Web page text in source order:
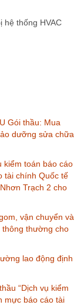
hệ thống HVAC
Gói thầu: Mua
dưỡng sửa chữa
kiểm toán báo cáo
tài chính Quốc tế
Trạch 2 cho
vận chuyển và
thông thường cho
lao động định
“Dịch vụ kiểm
mực báo cáo tài